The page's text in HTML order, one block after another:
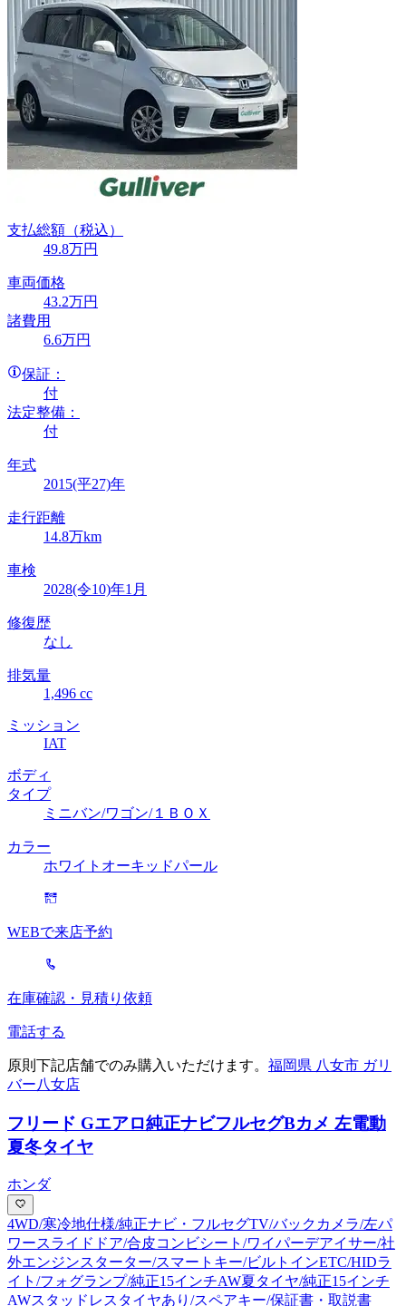
支払総額 （税込）
49.8万円
車両価格
43.2万円
諸費用
6.6万円
保証：
付
法定整備：
付
年式
2015(平27)年
走行距離
14.8万km
車検
2028(令10)年1月
修復歴
なし
排気量
1,496 cc
ミッション
IAT
ボディ
タイプ
ミニバン/ワゴン/１ＢＯＸ
カラー
ホワイトオーキッドパール
WEBで来店予約
在庫確認・見積り依頼
電話する
原則下記店舗でのみ購入いただけます。 福岡県 八女市 ガリ
バー八女店
フリード Gエアロ純正ナビフルセグBカメ 左電動
夏冬タイヤ
ホンダ
4WD/寒冷地仕様/純正ナビ・フルセグTV/バックカメラ/左パ
ワースライドドア/合皮コンビシート/ワイパーデアイサー/社
外エンジンスターター/スマートキー/ビルトインETC/HIDラ
イト/フォグランプ/純正15インチAW夏タイヤ/純正15インチ
AWスタッドレスタイヤあり/スペアキー/保証書・取説書